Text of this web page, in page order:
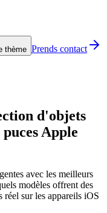
thème Prends contact
d'objets
Apple
avec les meilleurs
modèles offrent des
réel sur les appareils iOS